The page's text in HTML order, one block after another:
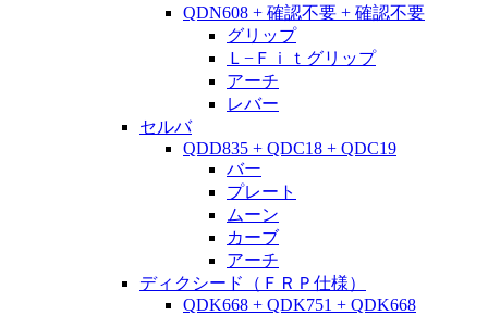
QDN608 + 確認不要 + 確認不要
グリップ
Ｌ−Ｆｉｔグリップ
アーチ
レバー
セルバ
QDD835 + QDC18 + QDC19
バー
プレート
ムーン
カーブ
アーチ
ディクシード（ＦＲＰ仕様）
QDK668 + QDK751 + QDK668